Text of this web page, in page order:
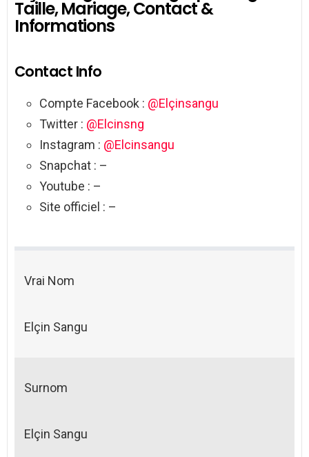
Taille, Mariage, Contact &
Informations
Contact Info
Compte Facebook : @Elçinsangu
Twitter : @Elcinsng
Instagram : @Elcinsangu
Snapchat : –
Youtube : –
Site officiel : –
Vrai Nom
Elçin Sangu
Surnom
Elçin Sangu